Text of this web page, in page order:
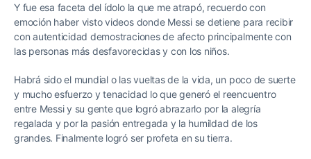
Y fue esa faceta del ídolo la que me atrapó, recuerdo con
emoción haber visto videos donde Messi se detiene para recibir
con autenticidad demostraciones de afecto principalmente con
las personas más desfavorecidas y con los niños.
Habrá sido el mundial o las vueltas de la vida, un poco de suerte
y mucho esfuerzo y tenacidad lo que generó el reencuentro
entre Messi y su gente que logró abrazarlo por la alegría
regalada y por la pasión entregada y la humildad de los
grandes. Finalmente logró ser profeta en su tierra.